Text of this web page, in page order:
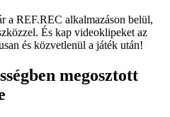
a REF.REC alkalmazáson belül,
És kap videoklipeket az
és közvetlenül a játék után!
megosztott